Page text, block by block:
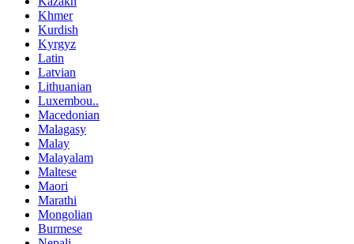
Khmer
Kurdish
Kyrgyz
Latin
Latvian
Lithuanian
Luxembou..
Macedonian
Malagasy
Malay
Malayalam
Maltese
Maori
Marathi
Mongolian
Burmese